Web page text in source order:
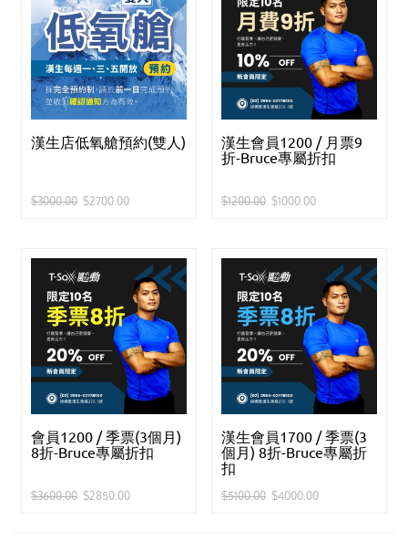
漢生店低氧艙預約(雙人)
$3000.00 $2700.00
漢生會員1200 / 月票9
折-Bruce專屬折扣
$1200.00 $1000.00
會員1200 / 季票(3個月)
8折-Bruce專屬折扣
$3600.00 $2850.00
漢生會員1700 / 季票(3
個月) 8折-Bruce專屬折
扣
$5100.00 $4000.00